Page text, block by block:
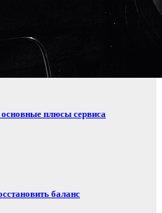
основные плюсы сервиса
баланс